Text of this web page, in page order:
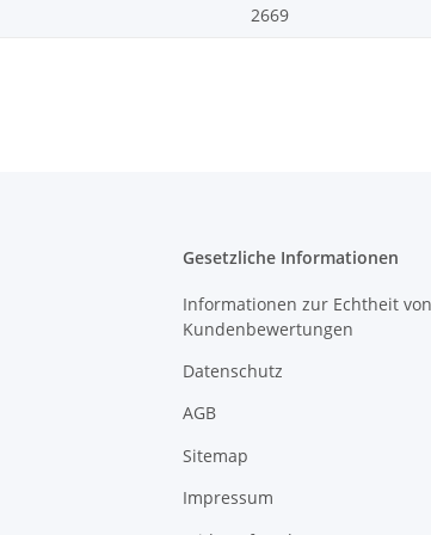
2669
Gesetzliche Informationen
Informationen zur Echtheit von
Kundenbewertungen
Datenschutz
AGB
Sitemap
Impressum